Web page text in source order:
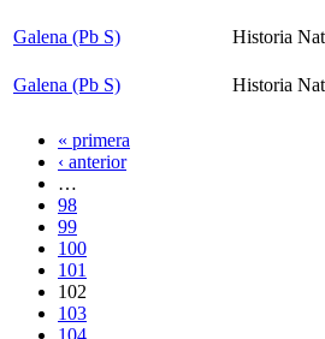
Galena (Pb S)
Historia
Galena (Pb S)
Historia
« primera
‹ anterior
…
98
99
100
101
102
103
104